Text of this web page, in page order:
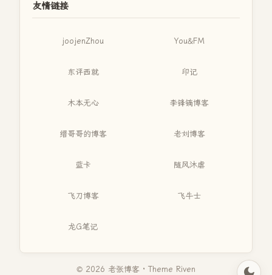
友情链接
joojenZhou You&FM
东评西就 印记
木本无心 李锋镝博客
缙哥哥的博客 老刘博客
蓝卡 随风沐虐
飞刀博客 飞牛士
龙G笔记
© 2026 老张博客 · Theme Riven